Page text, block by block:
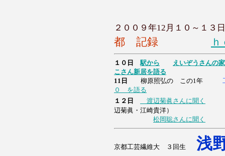
２００９年12月１０～１３日
都 記録
１０日駅から
えいぞうさんの
こ さん新居を語る
11日
柳原照弘の この1年
０ を語る
１２日
渡辺菊眞さんに聞く
辺菊眞・江崎貴洋）
松岡聡さんに聞く
京都工芸繊維大 ３回生
浅